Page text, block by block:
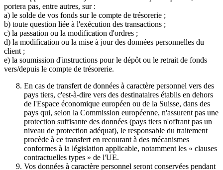
portera pas, entre autres, sur :
a) le solde de vos fonds sur le compte de trésorerie ;
b) toute question liée à l'exécution des transactions ;
c) la passation ou la modification d'ordres ;
d) la modification ou la mise à jour des données personnelles du
client ;
e) la soumission d'instructions pour le dépôt ou le retrait de fonds
vers/depuis le compte de trésorerie.
En cas de transfert de données à caractère personnel vers des
pays tiers, c'est-à-dire vers des destinataires établis en dehors
de l'Espace économique européen ou de la Suisse, dans des
pays qui, selon la Commission européenne, n'assurent pas une
protection suffisante des données (pays tiers n'offrant pas un
niveau de protection adéquat), le responsable du traitement
procède à ce transfert en recourant à des mécanismes
conformes à la législation applicable, notamment les « clauses
contractuelles types » de l'UE.
Vos données à caractère personnel seront conservées pendant